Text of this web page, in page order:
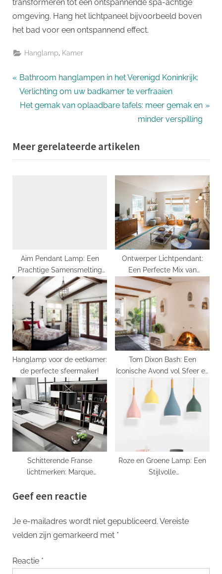
transformeren tot een ontspannende spa-achtige
omgeving. Hang het lichtpaneel bijvoorbeeld boven
het bad voor een ontspannend effect.
Hanglamp, Kamer
Bericht
navigatie
P
r
e
o
u
Bathroom hanglampen in het Verenigd Koninkrijk:
Verlichting om uw badkamer te verfraaien
N
t
P
Het gemak van oplaadbare tafels: meer gemak en
minder verspilling
Meer gerelateerde artikelen
Aim Pendant Lamp: Een
Prachtige Samensmelting
van Vorm en Functie
Ontwerper Lichtpendant:
Een Perfecte Mix van
Functionaliteit en Esthetiek
Hanglamp voor de eetkamer:
de perfecte sfeermaker!
Tom Dixon Bash: Een
Iconische Avond vol Sfeer en
Design
Schitterende Franse
lichtmerken: Marque
Roze en Groene Lamp: Een
Stijlvolle
Geef een reactie
Je e-mailadres wordt niet gepubliceerd. Vereiste
velden zijn gemarkeerd met *
Reactie *